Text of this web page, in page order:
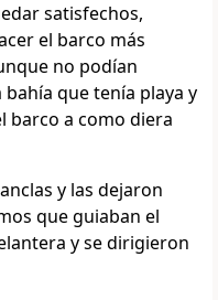
satisfechos,
el barco más
no podían
que tenía playa y
barco a como diera
y las dejaron
que guiaban el
y se dirigieron